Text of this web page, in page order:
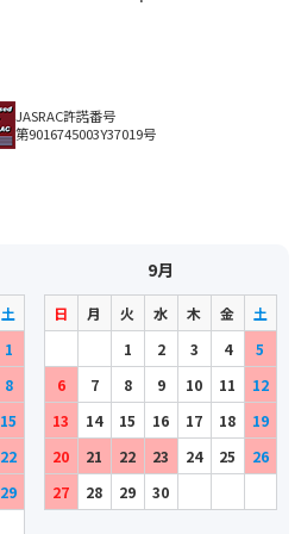
JASRAC許諾番号
第9016745003Y37019号
土
1
8
15
22
29
9月
日 月 火 水 木 金
土
1
2 3 4
5
6
7 8 9 10 11
12
13
14 15 16 17 18
19
20
21 22 23 24 25
26
27
28 29 30